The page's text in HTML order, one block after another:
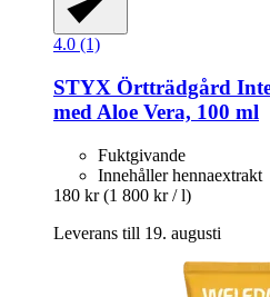
4.0 (1)
STYX Örtträdgård
med Aloe Vera, 100 ml
Fuktgivande
Innehåller hennaextrakt
180 kr (1 800 kr / l)
Leverans till 19. augusti